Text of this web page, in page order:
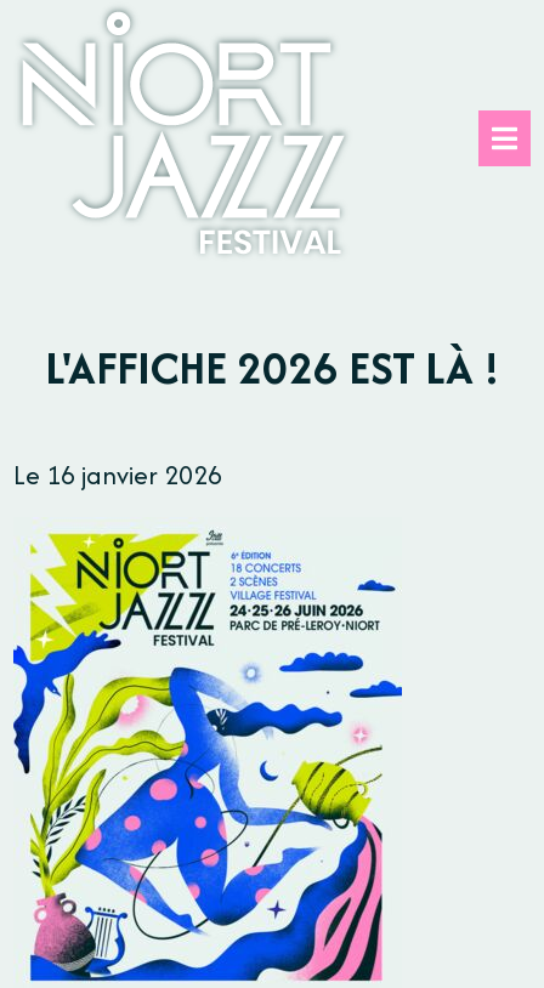
L'AFFICHE 2026 EST LÀ !
Le 16 janvier 2026
Panneau de gestion des cookies